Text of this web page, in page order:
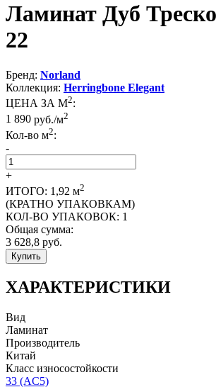
Ламинат Дуб
22
Бренд: Norland
Коллекция: Herringbone Elegant
ЦЕНА ЗА М2:
1 890 руб./м2
Кол-во м2:
-
+
ИТОГО: 1,92 м2
(КРАТНО УПАКОВКАМ)
КОЛ-ВО УПАКОВОК: 1
Общая сумма:
3 628,8 руб.
Купить
ХАРАКТЕРИСТИКИ
Вид
Ламинат
Производитель
Китай
Класс износостойкости
33 (AC5)